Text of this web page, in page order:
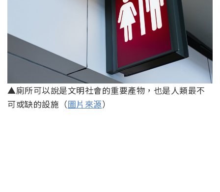
▲廁所可以說是文明社會的重要產物，也是人類最不
可或缺的設施（圖片來源）